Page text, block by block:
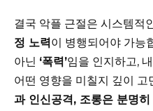
결국 악플 근절은 시스템적
정 노력이 병행되어야 가능
아닌 ‘폭력’임을 인지하고,
어떤 영향을 미칠지 깊이 고
과 인신공격, 조롱은 분명